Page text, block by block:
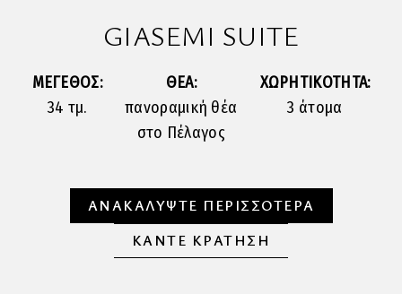
GIASEMI SUITE
ΜΕΓΕΘΟΣ:
34 τμ.
ΘΕΑ:
πανοραμική θέα
στο Πέλαγος
ΧΩΡΗΤΙΚΟΤΗΤΑ:
3 άτομα
ΑΝΑΚΑΛΥΨΤΕ ΠΕΡΙΣΣΟΤΕΡΑ
ΚΑΝΤΕ ΚΡΑΤΗΣΗ